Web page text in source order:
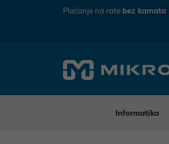
Plaćanje na rate bez kamata
Informatika